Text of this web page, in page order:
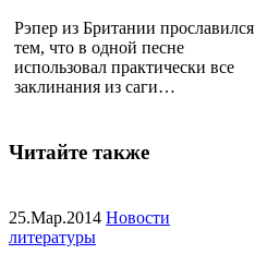
Рэпер из Британии прославился
тем, что в одной песне
использовал практически все
заклинания из саги…
Читайте также
25.Мар.2014 Новости
литературы